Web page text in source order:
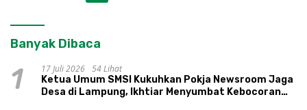
Banyak Dibaca
1 17 Juli 2026 54 Lihat
Ketua Umum SMSI Kukuhkan Pokja Newsroom Jaga
Desa di Lampung, Ikhtiar Menyumbat Kebocoran